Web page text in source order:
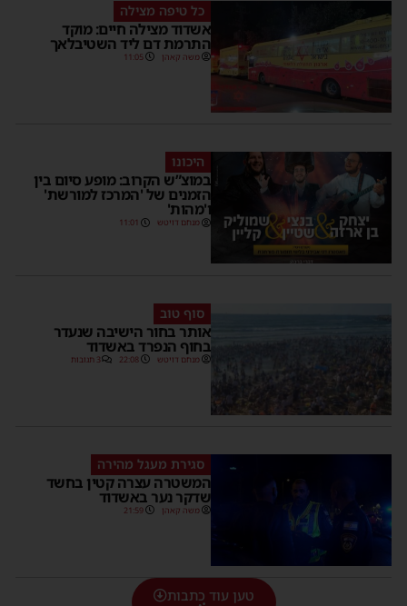
כל טיפה מצילה
אשדוד מצילה חיים: מוקד
התרמת דם ליד השטיבלאך
משה קאהן 11:05
היכונו
במוצ”ש הקרוב: מופע סיום בין
הזמנים של 'המרכז למורשת'
ו'מהות'
מנחם דויטש 11:01
סוף טוב
אותר בחור הישיבה שנעדר
בחוף הנפרד באשדוד
מנחם דויטש 22:08 3 תגובות
סגירת מעגל מהירה
המשטרה עצרה קטין בחשד
שדקר נער באשדוד
משה קאהן 21:59
טען עוד כתבות